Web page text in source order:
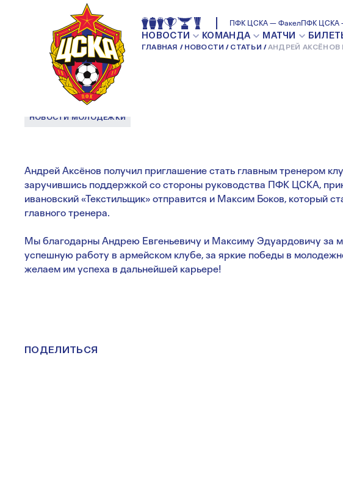
ПФК ЦСКА — ФакелПФК ЦСКА
НОВОСТИ КОМАНДА МАТЧИ
ГЛАВНАЯ НОВОСТИ СТАТЬИ АНДРЕЙ
АНДРЕЙ АКСЁНОВ И
БОКОВ ПОКИДАЮТ
НОВОСТИ МОЛОДЕЖКИ
Андрей Аксёнов получил приглашение стать главным тренером
заручившись поддержкой со стороны руководства ПФК ЦСКА,
ивановский «Текстильщик» отправится и Максим Боков, который
главного тренера.
Мы благодарны Андрею Евгеньевичу и Максиму Эдуардовичу за
успешную работу в армейском клубе, за яркие победы в
желаем им успеха в дальнейшей карьере!
ПОДЕЛИТЬСЯ